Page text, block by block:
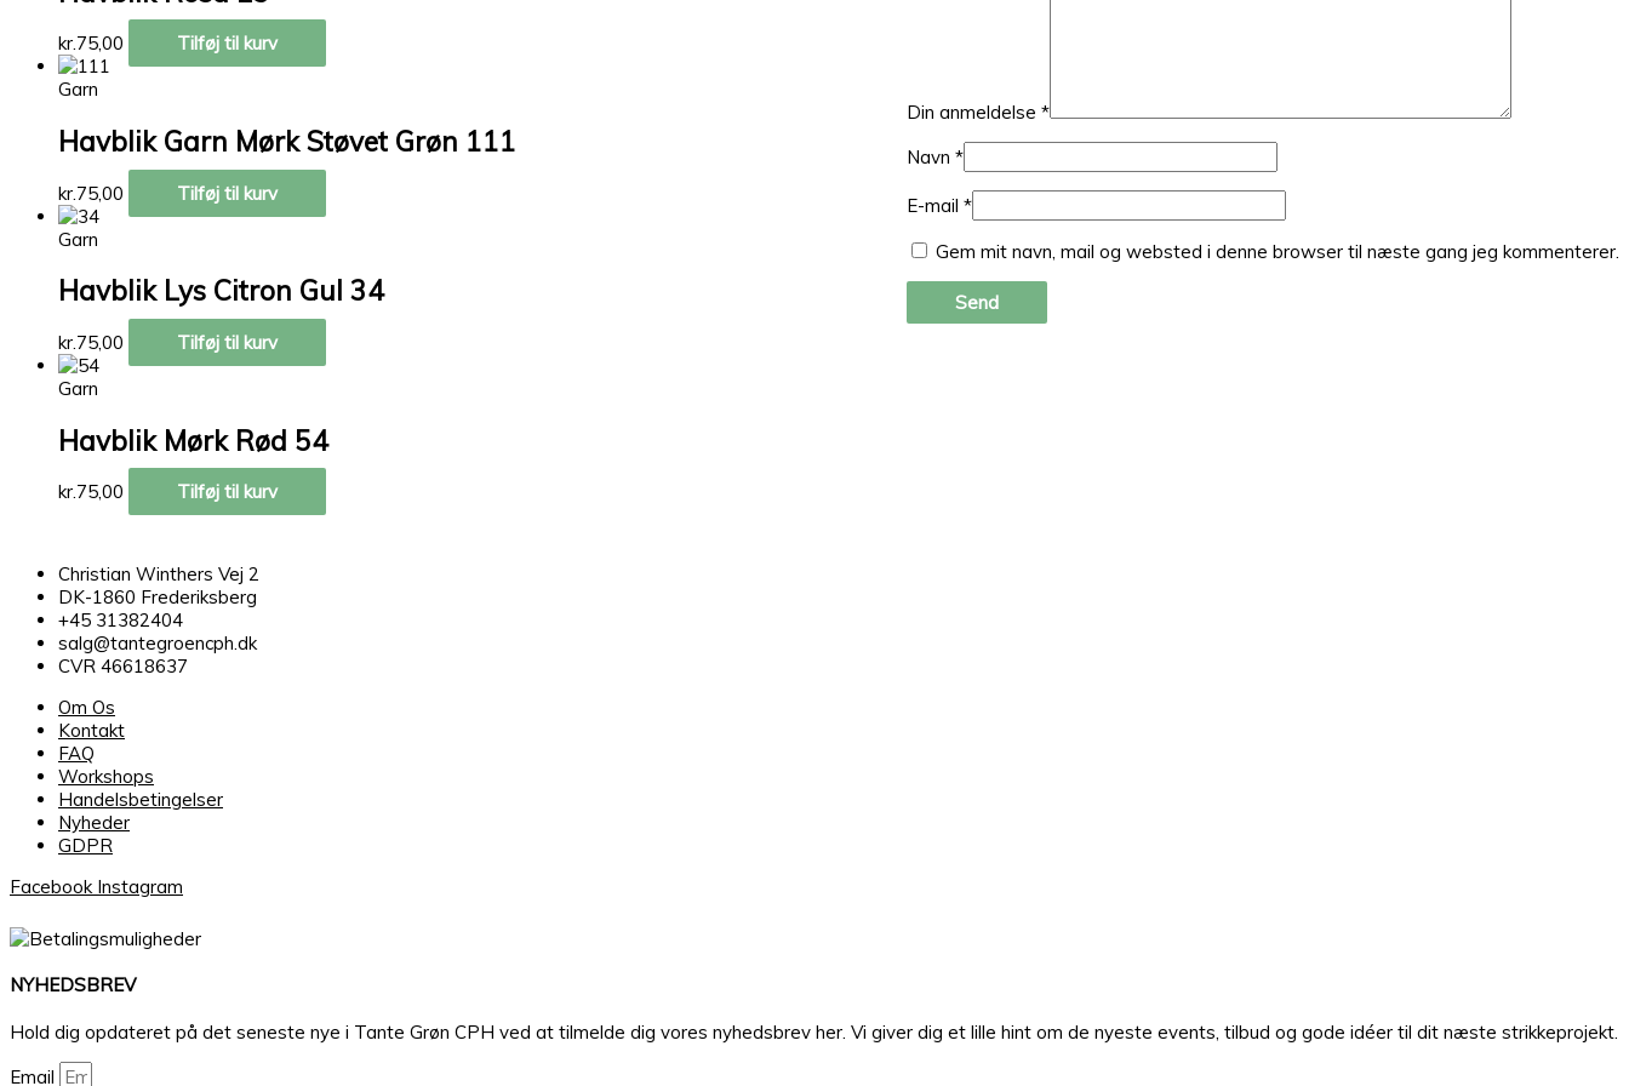
Din anmeldelse *
Navn *
E-mail *
Gem mit navn, mail og websted i denne browser til næste gang jeg kommenterer.
kr.75,00
Tilføj til kurv
Garn
Havblik Garn Mørk Støvet Grøn 111
kr. 75,00
Tilføj til kurv
Garn
Havblik Lys Citron Gul 34
kr.75,00
Tilføj til kurv
Garn
Havblik Mørk Rød 54
kr.75,00 Tilføj til kurv
Christian Winthers Vej 2
DK-1860 Frederiksberg
+45 31382404
salg@tantegroencph.dk
CVR 46618637
Om Os
Kontakt
FAQ
Workshops
Handelsbetingelser
Nyheder
GDPR
Facebook Instagram
NYHEDSBREV
Hold dig opdateret på det seneste nye i Tante Grøn CPH ved at tilmelde dig vores nyhedsbrev her. Vi giver dig et lille hint om de nyeste events, tilbud og gode idéer til dit næste strikkeprojekt.
Email